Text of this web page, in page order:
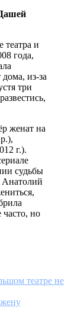
театра и
года,
из-за
три
женат на
г.).
судьбы
Анатолий
часто, но
театре не